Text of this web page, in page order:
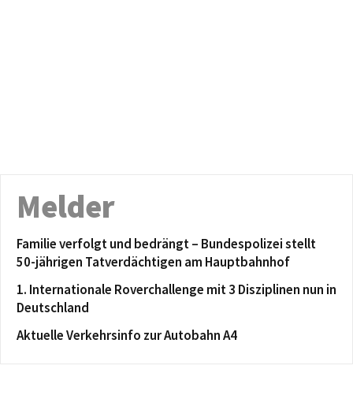
Melder
Familie verfolgt und bedrängt – Bundespolizei stellt
50-jährigen Tatverdächtigen am Hauptbahnhof
1. Internationale Roverchallenge mit 3 Disziplinen nun in
Deutschland
Aktuelle Verkehrsinfo zur Autobahn A4